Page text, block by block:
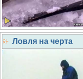
Ловля на черта